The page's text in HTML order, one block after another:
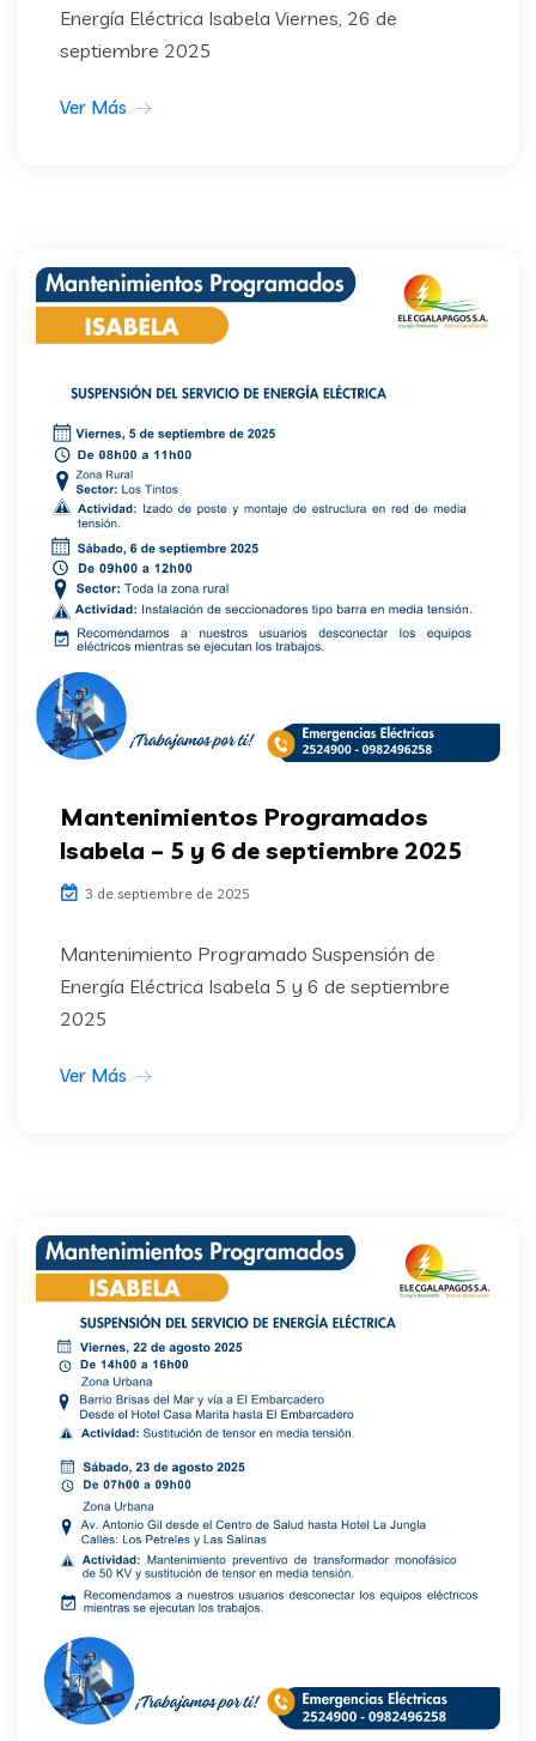
Energía Eléctrica Isabela Viernes, 26 de
septiembre 2025
Ver Más
Mantenimientos Programados
Isabela – 5 y 6 de septiembre 2025
3 de septiembre de 2025
Mantenimiento Programado Suspensión de
Energía Eléctrica Isabela 5 y 6 de septiembre
2025
Ver Más